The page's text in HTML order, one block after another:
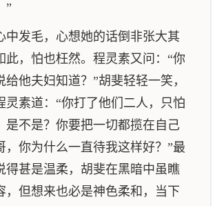
”
中发毛，心想她的话倒非张大其
此，怕也枉然。程灵素又问：“你
给他夫妇知道？”胡斐轻轻一笑，
灵素道：“你打了他们二人，只怕
是不是？你要把一切都揽在自己
，你为什么一直待我这样好？”最
得甚是温柔，胡斐在黑暗中虽瞧
，但想来也必是神色柔和，当下